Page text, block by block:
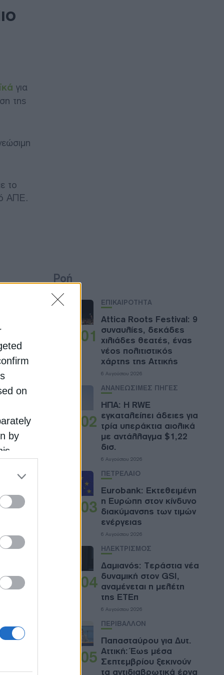
on
by
it to
για
της
το
ΑΠΕ.
Ροή
01
ΕΠΙΚΑΙΡΟΤΗΤΑ
Attica Roots Festival: 9
συναυλίες, δεκάδες
χιλιάδες θεατές, ένας
νέος πολιτιστικός
χάρτης της Αττικής
6 Αυγούστου 2026
02
ΑΝΑΝΕΩΣΙΜΕΣ ΠΗΓΕΣ
ΗΠΑ: Η RWE
εγκαταλείπει άδειες για
τρία υπεράκτια αιολικά
με αντάλλαγμα $1,22
δισ.
6 Αυγούστου 2026
03
ΠΕΤΡΕΛΑΙΟ
Eurobank: Εκτεθειμένη
η Ευρώπη στον κίνδυνο
διακύμανσης των τιμών
ενέργειας
6 Αυγούστου 2026
04
ΗΛΕΚΤΡΙΣΜΟΣ
Δαμιανός: Τεράστια νέα
δυναμική στον GSI,
αναμένεται η μελέτη
της ΕΤΕπ
6 Αυγούστου 2026
05
ΠΕΡΙΒΑΛΛΟΝ
Παπασταύρου για Δυτ.
Αττική: Έως μέσα
Σεπτεμβρίου ξεκινούν
τα αντιδιαβρωτικά έργα